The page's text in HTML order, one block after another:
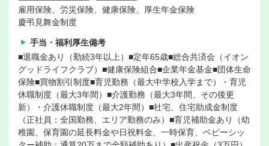
雇用保険、労災保険、健康保険、厚生年金保険
慶弔見舞金制度
手当・福利厚生備考
■退職金あり（勤続3年以上）■定年65歳■総合共済会（イオン
グッドライフクラブ）■健康保険組合■企業年金基金■団体生命
保険■買物割引制度■育児勤務（最大中学校入学まで）・育児
休職制度（最大3年間）■介護勤務（最大3年間、その後更
新）・介護休職制度（最大2年間）■社宅、住宅助成金制度
（正社員：全国勤務、エリア勤務のみ）■育児補助金あり（幼
稚園、保育園の延長料金や日祝料金、一時保育、ベビーシッ